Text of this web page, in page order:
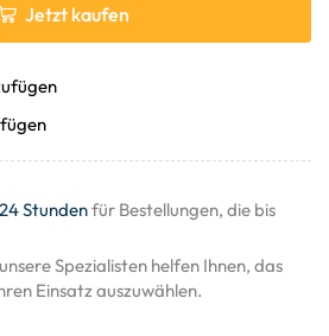
Jetzt kaufen
Stundenfür Bestellungen, die bis
Spezialisten helfen Ihnen, das
Einsatz auszuwählen.